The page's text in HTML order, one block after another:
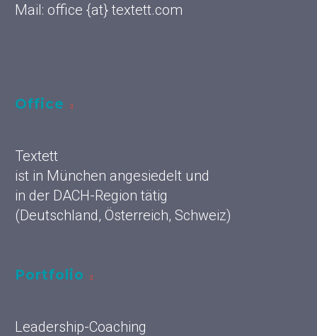
Mail: office {at} textett.com
Office
Textett
ist in München angesiedelt und
in der DACH-Region tätig
(Deutschland, Österreich, Schweiz)
Portfolio
Leadership-Coaching